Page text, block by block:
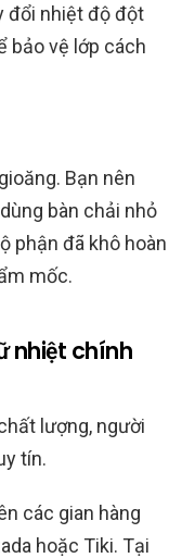
đổi nhiệt độ đột
bảo vệ lớp cách
Bạn nên
bàn chải nhỏ
phận đã khô hoàn
mốc.
nhiệt chính
lượng, người
tín.
các gian hàng
hoặc Tiki. Tại